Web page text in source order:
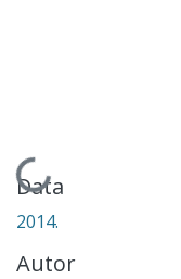
Carregando...
Data
2014.
Autor